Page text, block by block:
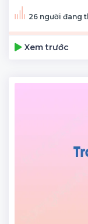
26 người đang
Xem trước